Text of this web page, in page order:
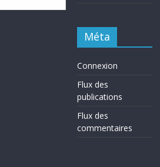
Méta
Connexion
Flux des
publications
Flux des
commentaires